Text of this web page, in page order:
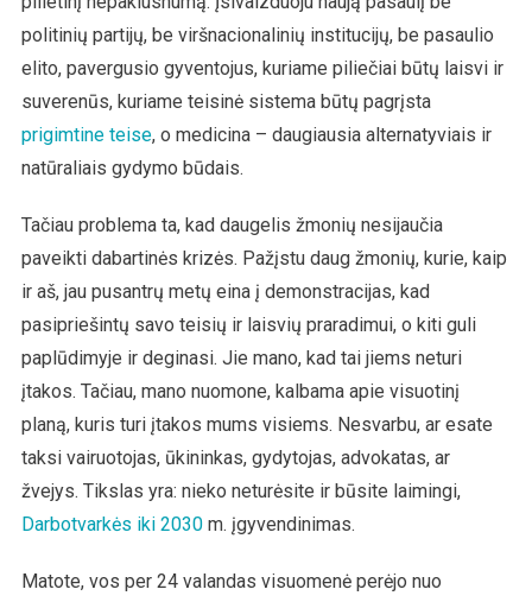
politinių partijų, be viršnacionalinių institucijų, be pasaulio
elito, pavergusio gyventojus, kuriame piliečiai būtų laisvi ir
suverenūs, kuriame teisinė sistema būtų pagrįsta
prigimtine teise, o medicina – daugiausia alternatyviais ir
natūraliais gydymo būdais.
Tačiau problema ta, kad daugelis žmonių nesijaučia
paveikti dabartinės krizės. Pažįstu daug žmonių, kurie, kaip
ir aš, jau pusantrų metų eina į demonstracijas, kad
pasipriešintų savo teisių ir laisvių praradimui, o kiti guli
paplūdimyje ir deginasi. Jie mano, kad tai jiems neturi
įtakos. Tačiau, mano nuomone, kalbama apie visuotinį
planą, kuris turi įtakos mums visiems. Nesvarbu, ar esate
taksi vairuotojas, ūkininkas, gydytojas, advokatas, ar
žvejys. Tikslas yra: nieko neturėsite ir būsite laimingi,
Darbotvarkės iki 2030m. įgyvendinimas.
Matote, vos per 24 valandas visuomenė perėjo nuo